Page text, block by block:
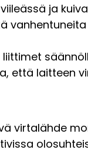
ja
että laitteen
virtalähde